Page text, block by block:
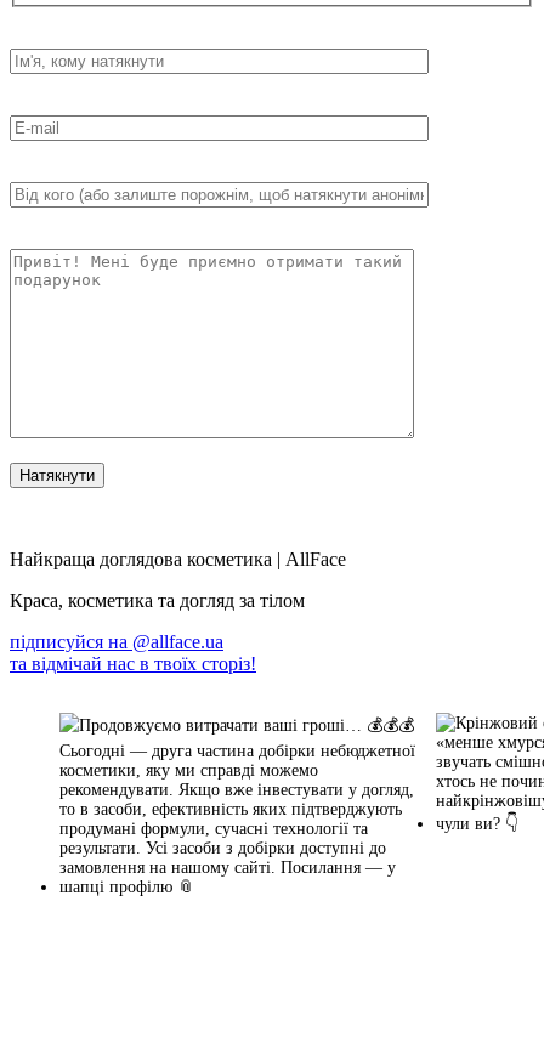
Найкраща доглядова косметика | AllFace
Краса, косметика та догляд за тілом
підписуйся на @allface.ua
та відмічай нас в твоїх сторіз!